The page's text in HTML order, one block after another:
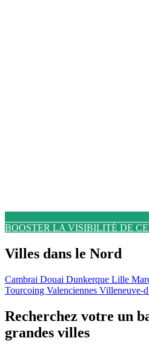
BOOSTER LA VISIBILITÉ DE
Villes dans le Nord
Cambrai Douai Dunkerque Lille
Tourcoing Valenciennes Villeneuve-
Recherchez votre un
grandes villes